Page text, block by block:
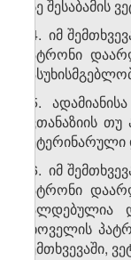
ისე
24. იმ
პატრონი
25.
ევთანაზიის
26. იმ
პატრონი
ვალდებულია
ცხოველის
შემთხვევაში,